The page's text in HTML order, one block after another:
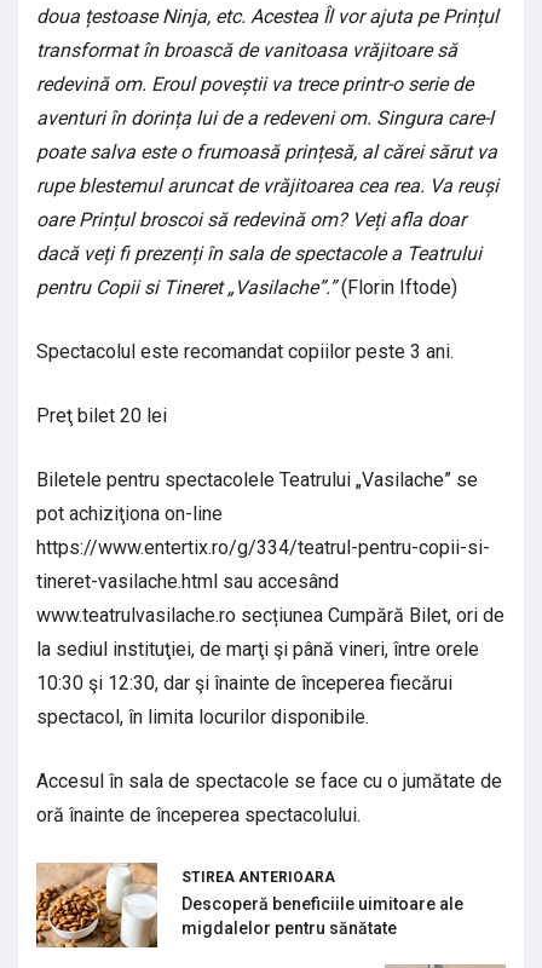
doua țestoase Ninja, etc. Acestea Îl vor ajuta pe Prințul
transformat în broască de vanitoasa vrăjitoare să
redevină om. Eroul poveștii va trece printr-o serie de
aventuri în dorința lui de a redeveni om. Singura care-l
poate salva este o frumoasă prințesă, al cărei sărut va
rupe blestemul aruncat de vrăjitoarea cea rea. Va reuși
oare Prințul broscoi să redevină om? Veți afla doar
dacă veți fi prezenți în sala de spectacole a Teatrului
pentru Copii si Tineret „Vasilache”.”(Florin Iftode)
Spectacolul este recomandat copiilor peste 3 ani.
Preţ bilet 20 lei
Biletele pentru spectacolele Teatrului „Vasilache” se
pot achiziţiona on-line
https://www.entertix.ro/g/334/teatrul-pentru-copii-si-
tineret-vasilache.html sau accesând
www.teatrulvasilache.ro secțiunea Cumpără Bilet, ori de
la sediul instituţiei, de marţi şi până vineri, între orele
10:30 şi 12:30, dar şi înainte de începerea fiecărui
spectacol, în limita locurilor disponibile.
Accesul în sala de spectacole se face cu o jumătate de
oră înainte de începerea spectacolului.
STIREA ANTERIOARA
Descoperă beneficiile uimitoare ale
migdalelor pentru sănătate